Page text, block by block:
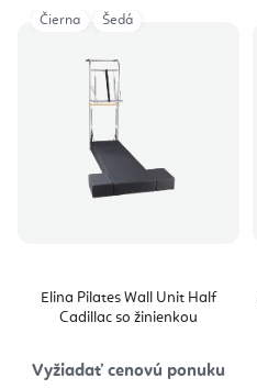
Elina Pilates Wall Unit Half
Cadillac so žinienkou
Vyžiadať cenovú ponuku
Čierna Šedá